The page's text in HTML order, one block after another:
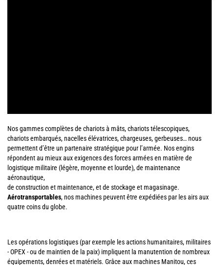
Nos gammes complètes de chariots à mâts, chariots télescopiques,
chariots embarqués, nacelles élévatrices, chargeuses, gerbeuses… nous
permettent d’être un partenaire stratégique pour l’armée. Nos engins
répondent au mieux aux exigences des forces armées en matière de
logistique militaire (légère, moyenne et lourde), de maintenance
aéronautique,
de construction et maintenance, et de stockage et magasinage.
Aérotransportables, nos machines peuvent être expédiées par les airs aux
quatre coins du globe.
Les opérations logistiques (par exemple les actions humanitaires, militaires
- OPEX - ou de maintien de la paix) impliquent la manutention de nombreux
équipements, denrées et matériels. Grâce aux machines Manitou, ces